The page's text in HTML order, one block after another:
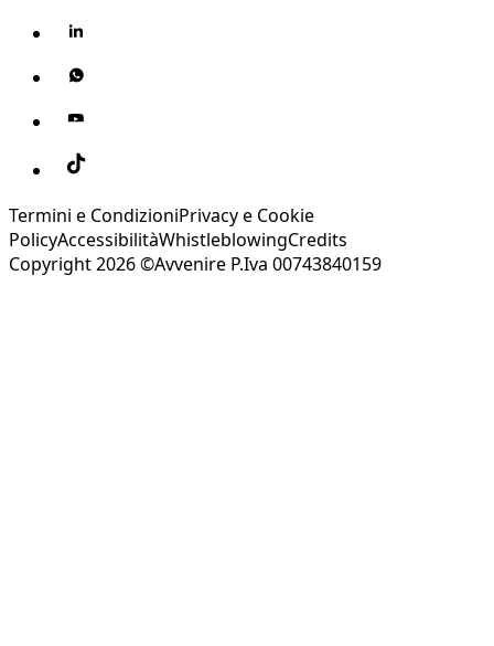
Termini e CondizioniPrivacy e Cookie
PolicyAccessibilitàWhistleblowingCredits
Copyright 2026 ©Avvenire P.Iva 00743840159